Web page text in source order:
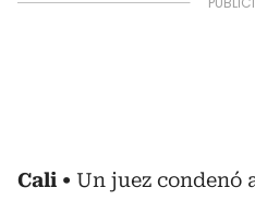
Cali
Un juez condenó